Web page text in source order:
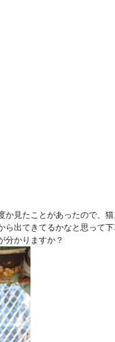
か見たことがあったので、
ら出てきてるかなと思って
分かりますか？